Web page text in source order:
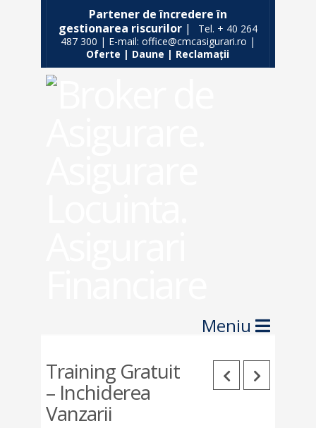
Partener de încredere în
gestionarea riscurilor|
Tel. + 40 264
487 300 | E-mail: office@cmcasigurari.ro |
Oferte | Daune | Reclamații
Training Gratuit
– Inchiderea
Vanzarii